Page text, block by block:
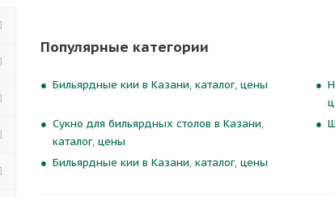
Популярные категории
Бильярдные кии в Казани, каталог, цены
Сукно для бильярдных столов в Казани,
каталог, цены
Бильярдные кии в Казани, каталог, цены